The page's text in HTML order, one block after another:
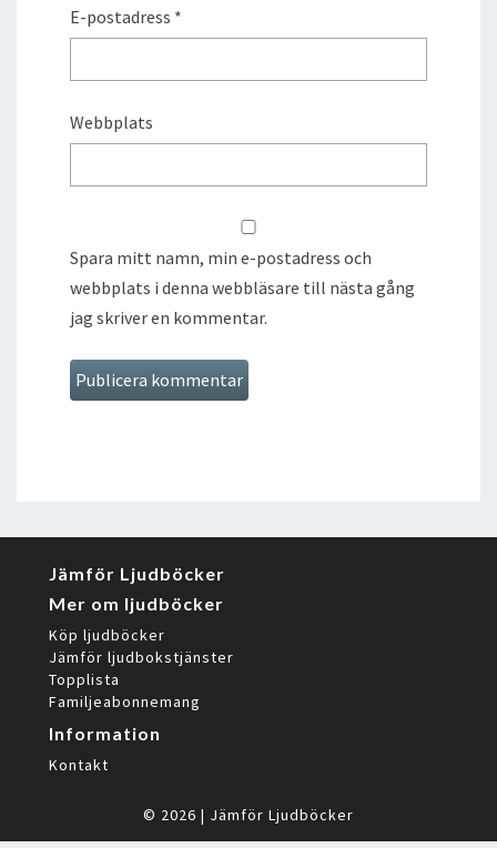
E-postadress *
Webbplats
Spara mitt namn, min e-postadress och
webbplats i denna webbläsare till nästa gång
jag skriver en kommentar.
Jämför Ljudböcker
Mer om ljudböcker
Köp ljudböcker
Jämför ljudbokstjänster
Topplista
Familjeabonnemang
Information
Kontakt
© 2026 | Jämför Ljudböcker